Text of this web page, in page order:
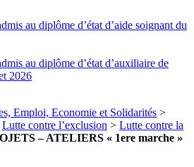
au diplôme d’état d’aide soignant du
au diplôme d’état d’auxiliaire de
2026
Emploi, Economie et Solidarités >
Lutte contre l’exclusion > Lutte contre la
– ATELIERS « 1ere marche »